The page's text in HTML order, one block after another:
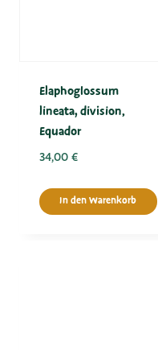
Elaphoglossum
lineata, division,
Equadorﾠ
34,00 €
In den Warenkorb